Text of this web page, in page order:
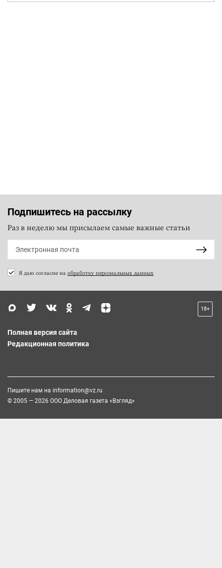
Подпишитесь на рассылку
Раз в неделю мы присылаем самые важные статьи
Я даю согласие на обработку персональных данных
18+
Полная версия сайта
Редакционная политика
Пишите нам на information@vz.ru
© 2005 — 2026 ООО Деловая газета «Взгляд»